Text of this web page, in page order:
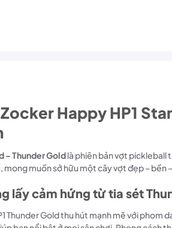
Happy HP1
– Thunder Goldlà phiên bản vợt pickleball
muốn sở hữu một cây vợt đẹp –
lấy cảm hứng từ tia sét
Thunder Gold thu hút mạnh mẽ với phom